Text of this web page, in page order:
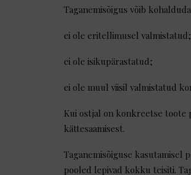
Taganemisõigus võib
ei ole eritellimusel valmistatud;
ei ole isikupärastatud;
ei ole muul viisil valmistatud
Kui ostjal on konkreetse toote
kättesaamisest.
Taganemisõiguse kasutamisel
pooled lepivad kokku teisiti.